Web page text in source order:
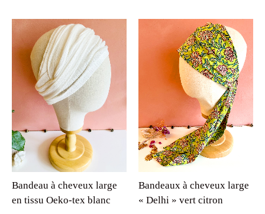
Bandeau à cheveux large
en tissu Oeko-tex blanc
Bandeaux à cheveux large
« Delhi » vert citron